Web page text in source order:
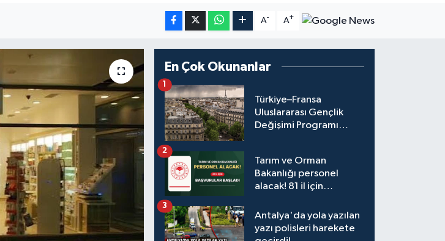
A- A+
En Çok Okunanlar
Türkiye–Fransa
Uluslararası Gençlik
Değişimi Programı
1
Tarım ve Orman
Bakanlığı personel
alacak! 81 il için
2
Antalya'da yola yazılan
yazı polisleri harekete
3